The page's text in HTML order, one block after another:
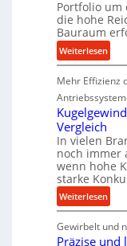
o
d
u
k
t
i
o
n
i
n
d
e
n
M
t
Portfolio um
die hohe
Bauraum
Weiterlesen:
K
o
m
p
k
t
e
U
l
r
Mehr Effizienz
Vergleich
In vielen
noch immer
wenn hohe
starke
Weiterlesen:
K
u
g
Gewirbelt und
Präzise und